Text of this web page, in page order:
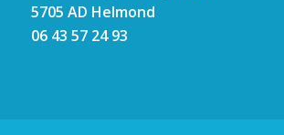
5705 AD Helmond
06 43 57 24 93